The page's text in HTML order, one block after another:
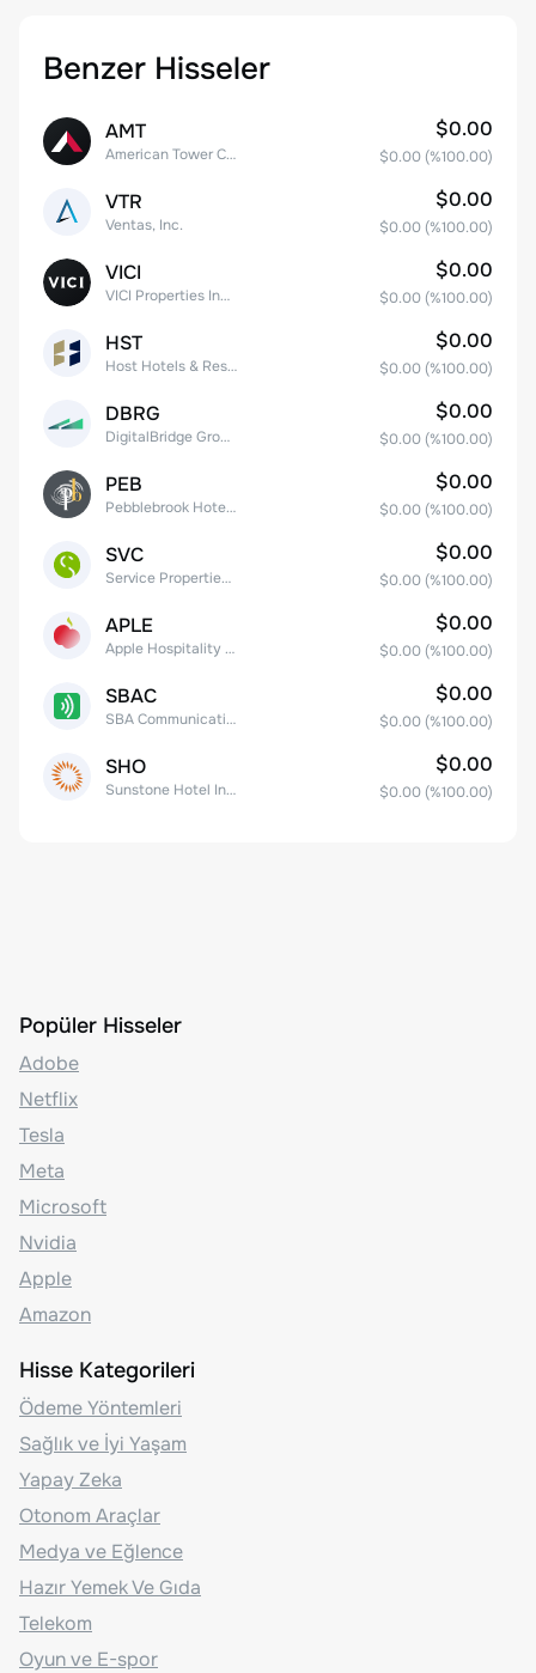
Benzer Hisseler
AMT
American Tower Corporation
$0.00
$0.00 (%100.00)
VTR
Ventas, Inc.
$0.00
$0.00 (%100.00)
VICI
VICI Properties Inc. Common Stock
$0.00
$0.00 (%100.00)
HST
Host Hotels & Resorts, Inc.
$0.00
$0.00 (%100.00)
DBRG
DigitalBridge Group, Inc.
$0.00
$0.00 (%100.00)
PEB
Pebblebrook Hotel Trust
$0.00
$0.00 (%100.00)
SVC
Service Properties Trust Common Stock
$0.00
$0.00 (%100.00)
APLE
Apple Hospitality REIT, Inc.
$0.00
$0.00 (%100.00)
SBAC
SBA Communications Corp
$0.00
$0.00 (%100.00)
SHO
Sunstone Hotel Investors, Inc.
$0.00
$0.00 (%100.00)
Popüler Hisseler
Adobe
Netflix
Tesla
Meta
Microsoft
Nvidia
Apple
Amazon
Hisse Kategorileri
Ödeme Yöntemleri
Sağlık ve İyi Yaşam
Yapay Zeka
Otonom Araçlar
Medya ve Eğlence
Hazır Yemek Ve Gıda
Telekom
Oyun ve E-spor